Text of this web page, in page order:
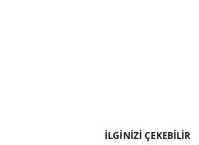
İLGİNİZİ ÇEKEBİLİR